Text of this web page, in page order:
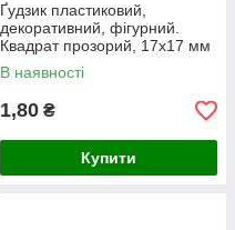
Ґудзик пластиковий,
декоративний, фігурний.
Квадрат прозорий, 17х17 мм
В наявності
1,80 ₴
Купити